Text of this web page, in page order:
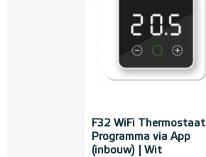
F32 WiFi Thermostaat
Programma via App
(inbouw) | Wit